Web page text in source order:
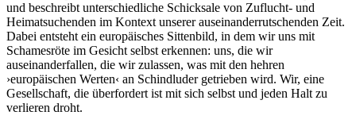
und beschreibt unterschiedliche Schicksale von Zuflucht- und
Heimatsuchenden im Kontext unserer auseinanderrutschenden Zeit.
Dabei entsteht ein europäisches Sittenbild, in dem wir uns mit
Schamesröte im Gesicht selbst erkennen: uns, die wir
auseinanderfallen, die wir zulassen, was mit den hehren
›europäischen Werten‹ an Schindluder getrieben wird. Wir, eine
Gesellschaft, die überfordert ist mit sich selbst und jeden Halt zu
verlieren droht.